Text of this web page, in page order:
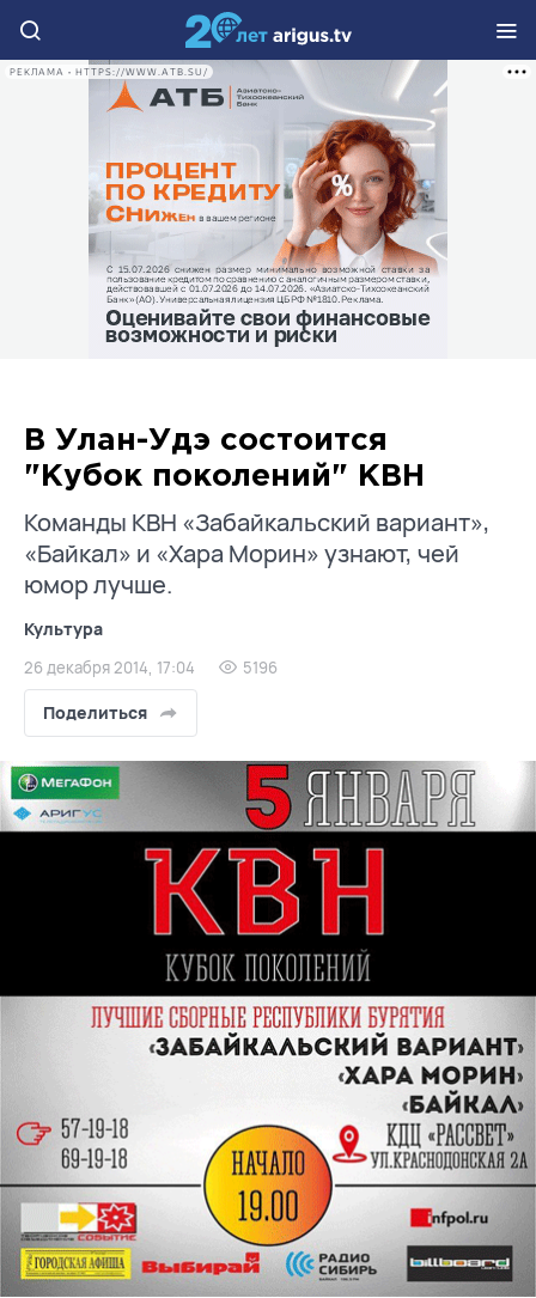
РЕКЛАМА • HTTPS://WWW.ATB.SU/
В Улан-Удэ состоится
"Кубок поколений" КВН
Команды КВН «Забайкальский вариант»,
«Байкал» и «Хара Морин» узнают, чей
юмор лучше.
Культура
26 декабря 2014, 17:04 5196
Поделиться